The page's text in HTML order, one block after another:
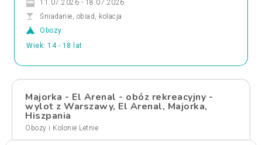
11.07.2026 - 18.07.2026
Śniadanie, obiad, kolacja
Obozy
Wiek: 14 - 18 lat
Majorka - El Arenal - obóz rekreacyjny -
wylot z Warszawy, El Arenal, Majorka,
Hiszpania
Obozy i Kolonie Letnie